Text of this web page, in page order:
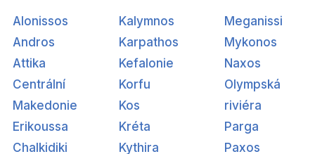
Alonissos
Andros
Attika
Centrální
Makedonie
Erikoussa
Chalkidiki
Kalymnos
Karpathos
Kefalonie
Korfu
Kos
Kréta
Kythira
Meganissi
Mykonos
Naxos
Olympská
riviéra
Parga
Paxos